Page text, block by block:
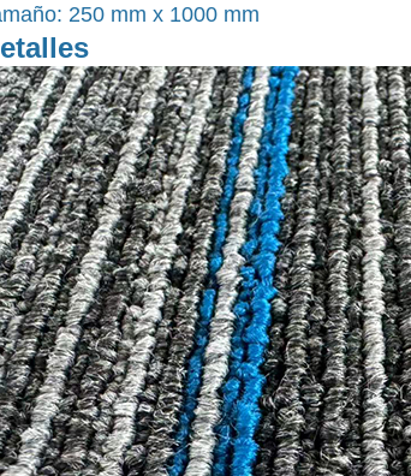
250 mm x 1000 mm